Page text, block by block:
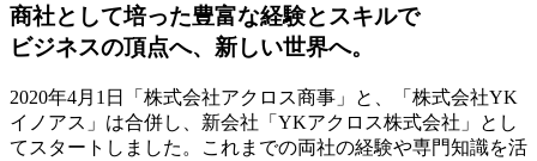
商社として培った豊富な経験とスキルで
ビジネスの頂点へ、新しい世界へ。
2020年4月1日「株式会社アクロス商事」と、「株式会社YK
イノアス」は合併し、新会社「YKアクロス株式会社」とし
てスタートしました。これまでの両社の経験や専門知識を活